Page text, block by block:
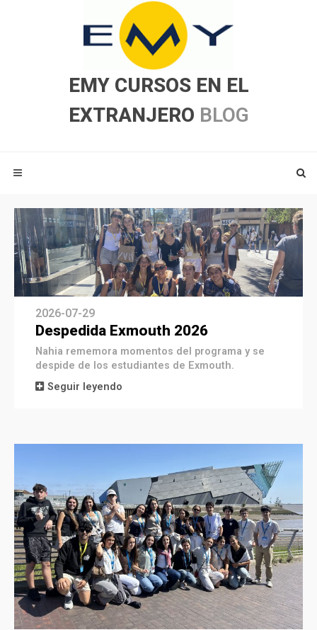
EMY CURSOS EN EL
EXTRANJERO BLOG
2026-07-29
Despedida Exmouth 2026
Nahia rememora momentos del programa y se
despide de los estudiantes de Exmouth.
Seguir leyendo